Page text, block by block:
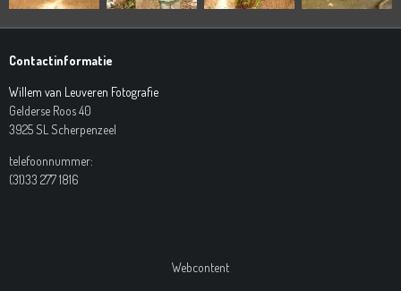
Contactinformatie
Willem van Leuveren Fotografie
Gelderse Roos 40
3925 SL Scherpenzeel
telefoonnummer:
(31)33 277 1816
Webcontent